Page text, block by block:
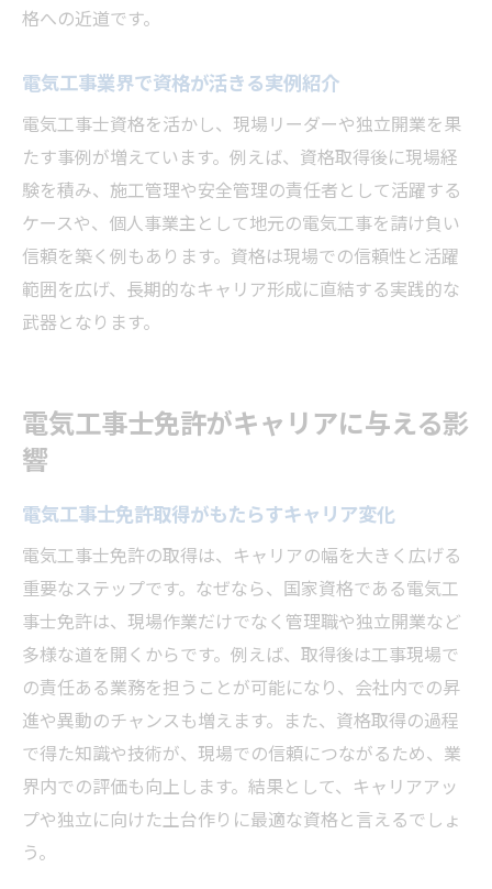
格への近道です。
電気工事業界で資格が活きる実例紹介
電気工事士資格を活かし、現場リーダーや独立開業を果
たす事例が増えています。例えば、資格取得後に現場経
験を積み、施工管理や安全管理の責任者として活躍する
ケースや、個人事業主として地元の電気工事を請け負い
信頼を築く例もあります。資格は現場での信頼性と活躍
範囲を広げ、長期的なキャリア形成に直結する実践的な
武器となります。
電気工事士免許がキャリアに与える影
響
電気工事士免許取得がもたらすキャリア変化
電気工事士免許の取得は、キャリアの幅を大きく広げる
重要なステップです。なぜなら、国家資格である電気工
事士免許は、現場作業だけでなく管理職や独立開業など
多様な道を開くからです。例えば、取得後は工事現場で
の責任ある業務を担うことが可能になり、会社内での昇
進や異動のチャンスも増えます。また、資格取得の過程
で得た知識や技術が、現場での信頼につながるため、業
界内での評価も向上します。結果として、キャリアアッ
プや独立に向けた土台作りに最適な資格と言えるでしょ
う。